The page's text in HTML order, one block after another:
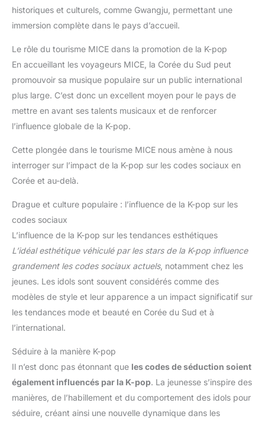
historiques et culturels, comme Gwangju, permettant une
immersion complète dans le pays d’accueil.
Le rôle du tourisme MICE dans la promotion de la K-pop
En accueillant les voyageurs MICE, la Corée du Sud peut
promouvoir sa musique populaire sur un public international
plus large. C’est donc un excellent moyen pour le pays de
mettre en avant ses talents musicaux et de renforcer
l’influence globale de la K-pop.
Cette plongée dans le tourisme MICE nous amène à nous
interroger sur l’impact de la K-pop sur les codes sociaux en
Corée et au-delà.
Drague et culture populaire : l’influence de la K-pop sur les
codes sociaux
L’influence de la K-pop sur les tendances esthétiques
L’idéal esthétique véhiculé par les stars de la K-pop influence
grandement les codes sociaux actuels, notamment chez les
jeunes. Les idols sont souvent considérés comme des
modèles de style et leur apparence a un impact significatif sur
les tendances mode et beauté en Corée du Sud et à
l’international.
Séduire à la manière K-pop
Il n’est donc pas étonnant que les codes de séduction soient
également influencés par la K-pop. La jeunesse s’inspire des
manières, de l’habillement et du comportement des idols pour
séduire, créant ainsi une nouvelle dynamique dans les